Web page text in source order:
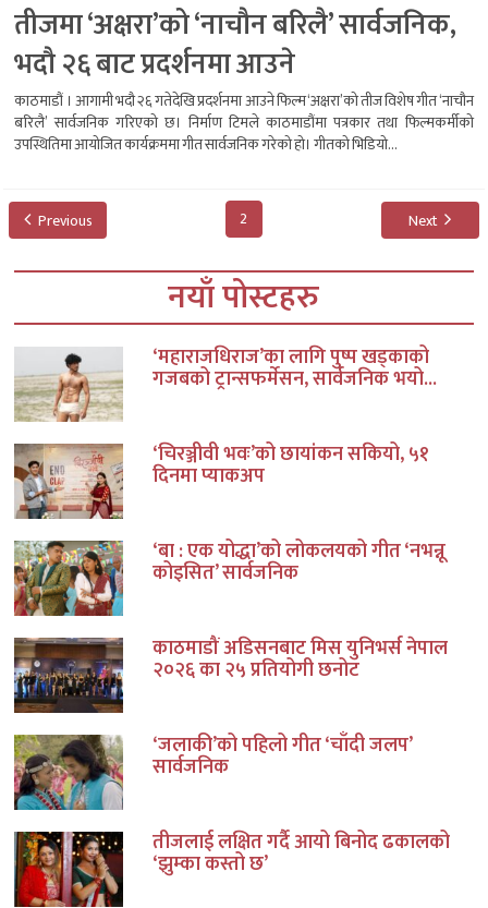
तीजमा ‘अक्षरा’को ‘नाचौन बरिलै’ सार्वजनिक,
भदौ २६ बाट प्रदर्शनमा आउने
काठमाडौं । आगामी भदौ २६ गतेदेखि प्रदर्शनमा आउने फिल्म ‘अक्षरा’को तीज विशेष गीत ‘नाचौन
बरिलै’ सार्वजनिक गरिएको छ। निर्माण टिमले काठमाडौंमा पत्रकार तथा फिल्मकर्मीको
उपस्थितिमा आयोजित कार्यक्रममा गीत सार्वजनिक गरेको हो। गीतको भिडियो...
Previous 2 Next
नयाँ पोस्टहरु
‘महाराजधिराज’का लागि पुष्प खड्काको
गजबको ट्रान्सफर्मेसन, सार्वजनिक भयो...
‘चिरञ्जीवी भवः’को छायांकन सकियो, ५१
दिनमा प्याकअप
‘बा : एक योद्धा’को लोकलयको गीत ‘नभन्नू
कोइसित’ सार्वजनिक
काठमाडौं अडिसनबाट मिस युनिभर्स नेपाल
२०२६ का २५ प्रतियोगी छनोट
‘जलाकी’को पहिलो गीत ‘चाँदी जलप’
सार्वजनिक
तीजलाई लक्षित गर्दै आयो बिनोद ढकालको
‘झुम्का कस्तो छ’